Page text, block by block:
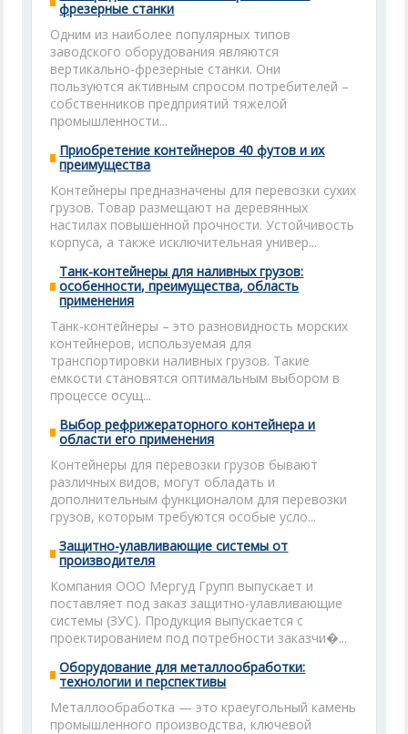
фрезерные станки
Одним из наиболее популярных типов
заводского оборудования являются
вертикально-фрезерные станки. Они
пользуются активным спросом потребителей –
собственников предприятий тяжелой
промышленности...
Приобретение контейнеров 40 футов и их
преимущества
Контейнеры предназначены для перевозки сухих
грузов. Товар размещают на деревянных
настилах повышенной прочности. Устойчивость
корпуса, а также исключительная универ...
Танк-контейнеры для наливных грузов:
особенности, преимущества, область
применения
Танк-контейнеры – это разновидность морских
контейнеров, используемая для
транспортировки наливных грузов. Такие
емкости становятся оптимальным выбором в
процессе осущ...
Выбор рефрижераторного контейнера и
области его применения
Контейнеры для перевозки грузов бывают
различных видов, могут обладать и
дополнительным функционалом для перевозки
грузов, которым требуются особые усло...
Защитно-улавливающие системы от
производителя
Компания ООО Мергуд Групп выпускает и
поставляет под заказ защитно-улавливающие
системы (ЗУС). Продукция выпускается с
проектированием под потребности заказчи�...
Оборудование для металлообработки:
технологии и перспективы
Металлообработка — это краеугольный камень
промышленного производства, ключевой